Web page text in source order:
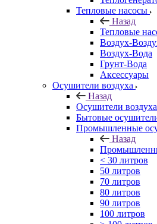
Тепловые насосы
Назад
Тепловые
Воздух-
Воздух-Вода
Грунт-Вода
Аксессуары
Осушители воздуха
Назад
Осушители воздуха
Бытовые
Промышленные
Назад
< 30 литров
50 литров
70 литров
80 литров
90 литров
100 литров